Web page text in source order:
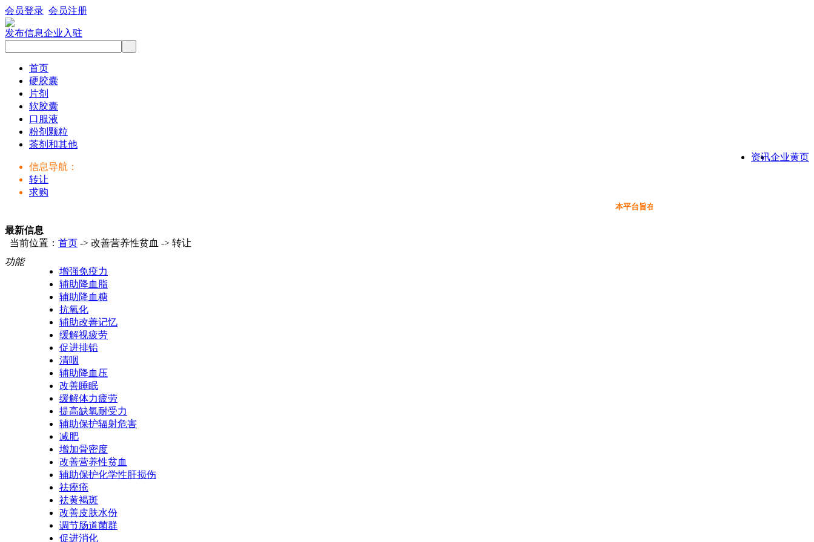
会员登录 会员注册
发布信息企业入驻
首页
硬胶囊
片剂
软胶囊
口服液
粉剂颗粒
茶剂和其他
企业黄页
资讯
信息导航：
转让
求购
本平台旨在为保健品行业提供一个信息免费展示交流互
最新信息
当前位置： 首页 -> 改善营养性贫血 -> 转让
功能
增强免疫力
辅助降血脂
辅助降血糖
抗氧化
辅助改善记忆
缓解视疲劳
促进排铅
清咽
辅助降血压
改善睡眠
缓解体力疲劳
提高缺氧耐受力
辅助保护辐射危害
减肥
增加骨密度
改善营养性贫血
辅助保护化学性肝损伤
祛痤疮
祛黄褐斑
改善皮肤水份
调节肠道菌群
促进消化